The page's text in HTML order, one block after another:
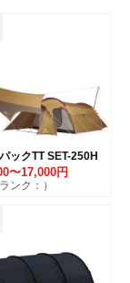
ックTT SET-250H
〜17,000円
ランク：）